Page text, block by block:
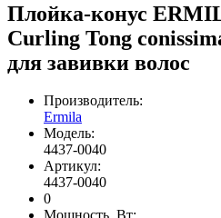
Плойка-конус
Curling Tong
для завивки волос
Производитель:
Ermila
Модель:
4437-0040
Артикул:
4437-0040
0